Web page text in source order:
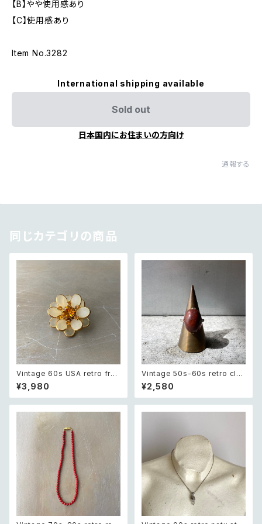
【B】やや使用感あり
【C】使用感あり
Item No.3282
International shipping available
Sold out
日本国内にお住まいの方向け
通報する
同じカテゴリの商品
Vintage 60s USA retro fros
ted glass botanical flower
crystal bijou brooch レトロ
アメリカ ヴィンテージ アクセサ
フラワー クリスタル ビジュー ブ
ローチ
¥3,980
Vintage 50s-60s retro clas
sical stone ring レトロ ヴィン
テージ アクセサリー クラシカル
ストーン リング
¥2,580